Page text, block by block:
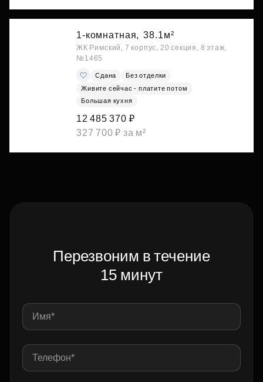
1-комнатная, 38.1м²
ЖК Римский, 7 корпус, 20 секция, 8 этаж,
№1465
Сдана
Без отделки
Живите сейчас - платите потом
Большая кухня
12 485 370 ₽
327 700 ₽ за м²
Перезвоним в течение
15 минут